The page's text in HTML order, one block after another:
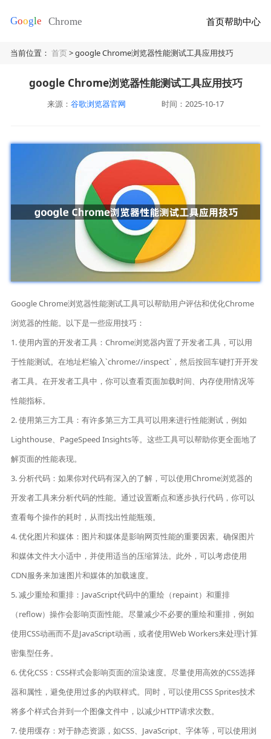
首页帮助中心
当前位置：首页> google Chrome浏览器性能测试工具应用技巧
google Chrome浏览器性能测试工具应用技巧
来源： 谷歌浏览器官网 时间：2025-10-17
Google Chrome浏览器性能测试工具可以帮助用户评估和优化Chrome
浏览器的性能。以下是一些应用技巧：
1. 使用内置的开发者工具：Chrome浏览器内置了开发者工具，可以用
于性能测试。在地址栏输入`chrome://inspect`，然后按回车键打开开发
者工具。在开发者工具中，你可以查看页面加载时间、内存使用情况等
性能指标。
2. 使用第三方工具：有许多第三方工具可以用来进行性能测试，例如
Lighthouse、PageSpeed Insights等。这些工具可以帮助你更全面地了
解页面的性能表现。
3. 分析代码：如果你对代码有深入的了解，可以使用Chrome浏览器的
开发者工具来分析代码的性能。通过设置断点和逐步执行代码，你可以
查看每个操作的耗时，从而找出性能瓶颈。
4. 优化图片和媒体：图片和媒体是影响网页性能的重要因素。确保图片
和媒体文件大小适中，并使用适当的压缩算法。此外，可以考虑使用
CDN服务来加速图片和媒体的加载速度。
5. 减少重绘和重排：JavaScript代码中的重绘（repaint）和重排
（reflow）操作会影响页面性能。尽量减少不必要的重绘和重排，例如
使用CSS动画而不是JavaScript动画，或者使用Web Workers来处理计算
密集型任务。
6. 优化CSS：CSS样式会影响页面的渲染速度。尽量使用高效的CSS选择
器和属性，避免使用过多的内联样式。同时，可以使用CSS Sprites技术
将多个样式合并到一个图像文件中，以减少HTTP请求次数。
7. 使用缓存：对于静态资源，如CSS、JavaScript、字体等，可以使用浏